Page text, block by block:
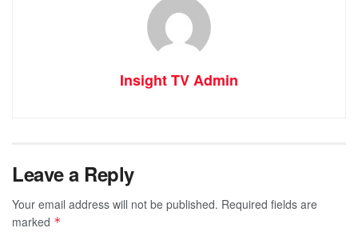
Insight TV Admin
Leave a Reply
Your email address will not be published. Required fields are
marked *